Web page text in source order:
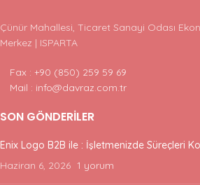
Çünür Mahallesi, Ticaret Sanayi Odası
Merkez | ISPARTA
Fax : +90 (850) 259 59 69
Mail : info@davraz.com.tr
SON GÖNDERILER
Enix Logo B2B ile : İşletmenizde Süreçleri
Haziran 6, 2026 1 yorum